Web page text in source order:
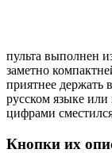
пульта выполнен
заметно
приятнее держать
русском языке
цифрами
Кнопки их